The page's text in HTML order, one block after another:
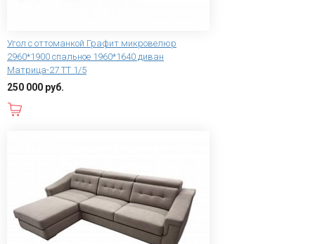
Угол с оттоманкой Графит микровелюр
2960*1900 спальное 1960*1640 диван
Матрица-27 ТТ 1/5
250 000 руб.